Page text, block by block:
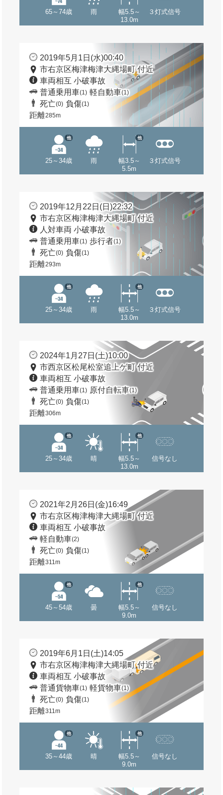
65～74歳 雨
幅5.5～
13.0m
３灯式信号
2019年5月1日(水)00:40
市右京区梅津梅津大縄場町 付近
車両相互 小破事故
普通乗用車(1) 軽自動車(1)
死亡(0) 負傷(1)
距離285m
25～34歳
他
雨
幅3.5～
5.5m
他
３灯式信号
2019年12月22日(日)22:32
市右京区梅津梅津大縄場町 付近
人対車両 小破事故
普通乗用車(1) 歩行者(1)
死亡(0) 負傷(1)
距離293m
25～34歳
他
雨
幅5.5～
13.0m
他
３灯式信号
2024年1月27日(土)10:00
市西京区松尾松室追上ゲ町 付近
車両相互 小破事故
普通乗用車(1) 原付自転車(1)
死亡(0) 負傷(1)
距離306m
25～34歳
他
晴
幅5.5～
13.0m
他
信号なし
2021年2月26日(金)16:49
市右京区梅津梅津大縄場町 付近
車両相互 小破事故
軽自動車(2)
死亡(0) 負傷(1)
距離311m
45～54歳
他
曇
幅5.5～
9.0m
他
信号なし
2019年6月1日(土)14:05
市右京区梅津梅津大縄場町 付近
車両相互 小破事故
普通貨物車(1) 軽貨物車(1)
死亡(0) 負傷(1)
距離311m
35～44歳
他
晴
幅5.5～
9.0m
他
信号なし